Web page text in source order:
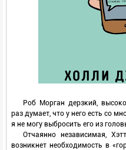
Роб Морган дерзкий,
раз думает, что у него есть со
я не могу выбросить его из
Отчаянно независимая,
возникнет необходимость в